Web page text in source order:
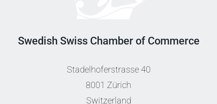
Swedish Swiss Chamber of Commerce
Stadelhoferstrasse 40
8001 Zürich
Switzerland